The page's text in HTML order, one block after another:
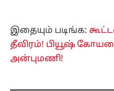
இதையும் படிங்க:
தீவிரம்! பியூஷ்
அன்புமணி!